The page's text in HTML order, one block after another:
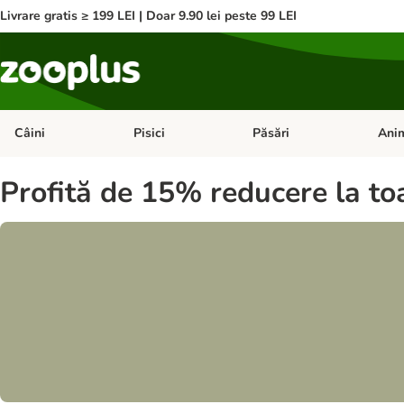
Livrare gratis ≥ 199 LEI | Doar 9.90 lei peste 99 LEI
Câini Deschideți meniul cu categorii: Câini
Pisici Deschideți meniul cu
Păsări
Profită de 15% reducere la